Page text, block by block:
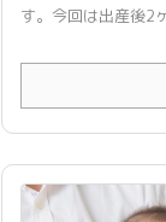
す。今回は出産後2